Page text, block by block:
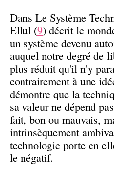
Dans Le Système
Ellul (9) décrit le
un système devenu
auquel notre degré de
plus réduit qu'il n'y
contrairement à une
démontre que la
sa valeur ne dépend
fait, bon ou mauvais,
intrinsèquement
technologie porte en
le négatif.